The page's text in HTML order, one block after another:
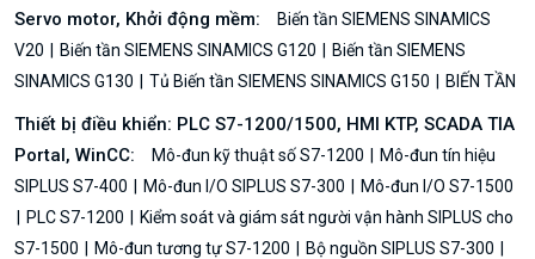
Servo motor, Khởi động mềm:
Biến tần SIEMENS SINAMICS
V20
Biến tần SIEMENS SINAMICS G120
Biến tần SIEMENS
SINAMICS G130
Tủ Biến tần SIEMENS SINAMICS G150 BIẾN TẦN
Thiết bị điều khiển: PLC S7-1200/1500, HMI KTP, SCADA TIA
Portal, WinCC:
Mô-đun kỹ thuật số S7-1200
Mô-đun tín hiệu
SIPLUS S7-400
Mô-đun I/O SIPLUS S7-300
Mô-đun I/O S7-1500
PLC S7-1200
Kiểm soát và giám sát người vận hành SIPLUS cho
S7-1500
Mô-đun tương tự S7-1200
Bộ nguồn SIPLUS S7-300